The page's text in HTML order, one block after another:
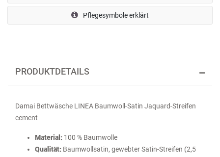
Pflegesymbole erklärt
PRODUKTDETAILS
Damai Bettwäsche LINEA Baumwoll-Satin Jaquard-Streifen
cement
Material: 100 % Baumwolle
Qualität: Baumwollsatin, gewebter Satin-Streifen (2,5